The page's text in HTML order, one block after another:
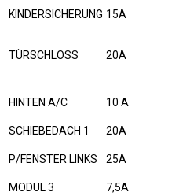
KINDERSICHERUNG 15A
TÜRSCHLOSS 20A
HINTEN A/C 10 A
SCHIEBEDACH 1
20A
P/FENSTER LINKS 25A
MODUL 3
7,5A